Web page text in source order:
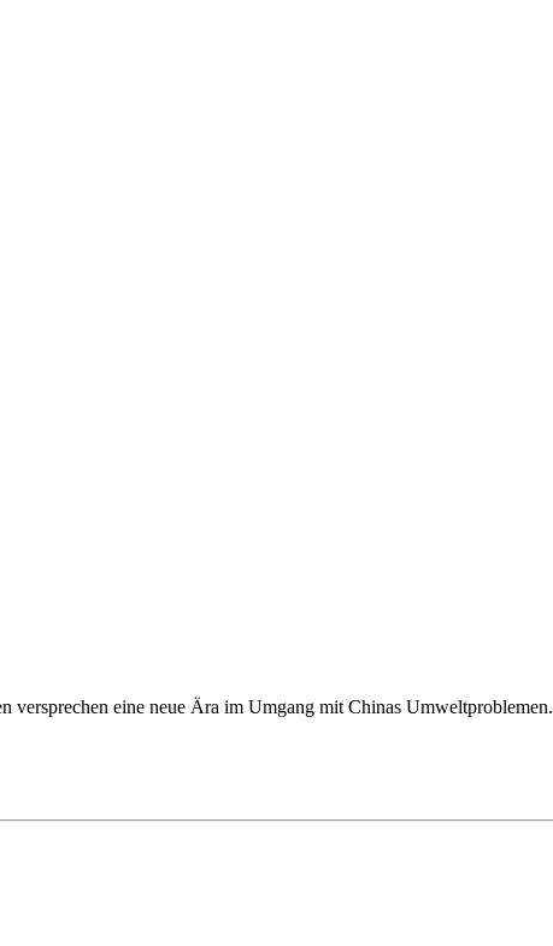
versprechen eine neue Ära im Umgang mit Chinas Umweltproblemen.